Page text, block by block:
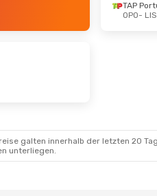
TAP
OPO- LIS
galten innerhalb der letzten 20
unterliegen.